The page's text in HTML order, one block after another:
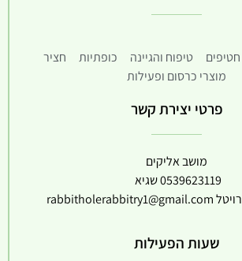
חטיפים טיפוח והגיינה כופתיות
חציר
מוצרי כרסום ופעילות
פרטי יצירת קשר
מושב אליקים
0539623119שגיא
רויטלrabbitholerabbitry1@gmail.com
שעות הפעילות